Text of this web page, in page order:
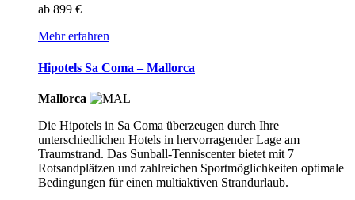
ab 899 €
Mehr erfahren
Hipotels Sa Coma – Mallorca
Mallorca
Die Hipotels in Sa Coma überzeugen durch Ihre
unterschiedlichen Hotels in hervorragender Lage am
Traumstrand. Das Sunball-Tenniscenter bietet mit 7
Rotsandplätzen und zahlreichen Sportmöglichkeiten optimale
Bedingungen für einen multiaktiven Strandurlaub.